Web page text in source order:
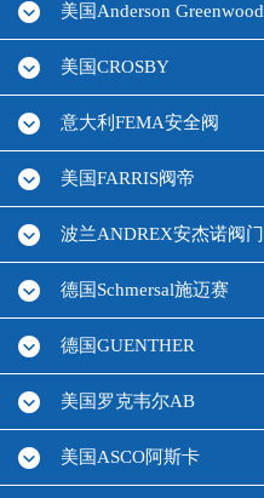
美国Anderson Greenwood
美国CROSBY
意大利FEMA安全阀
美国FARRIS阀帝
波兰ANDREX安杰诺阀门
德国Schmersal施迈赛
德国GUENTHER
美国罗克韦尔AB
美国ASCO阿斯卡